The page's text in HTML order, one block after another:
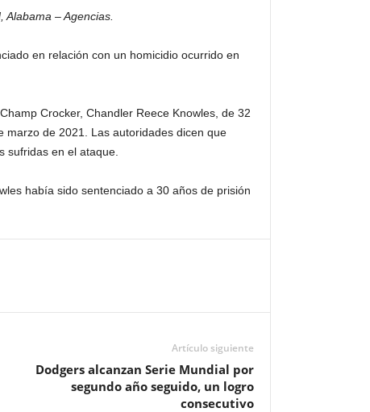
– Agencias.
en relación con un homicidio ocurrido en
Crocker, Chandler Reece Knowles, de 32
marzo de 2021. Las autoridades dicen que
sufridas en el ataque.
había sido sentenciado a 30 años de prisión
Artículo siguiente
Dodgers alcanzan Serie Mundial por
segundo año seguido, un logro
consecutivo